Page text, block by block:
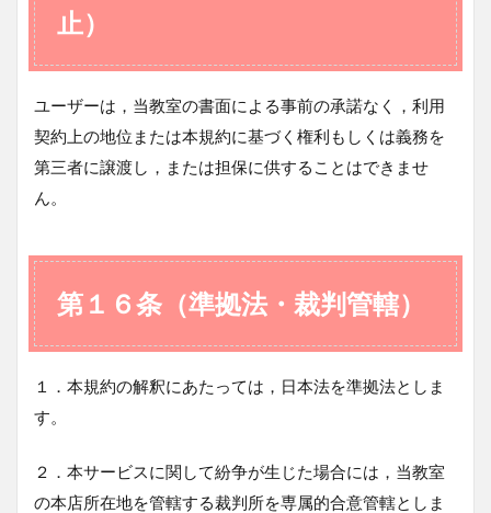
止）
ユーザーは，当教室の書面による事前の承諾なく，利用
契約上の地位または本規約に基づく権利もしくは義務を
第三者に譲渡し，または担保に供することはできませ
ん。
第１６条（準拠法・裁判管轄）
１．本規約の解釈にあたっては，日本法を準拠法としま
す。
２．本サービスに関して紛争が生じた場合には，当教室
の本店所在地を管轄する裁判所を専属的合意管轄としま